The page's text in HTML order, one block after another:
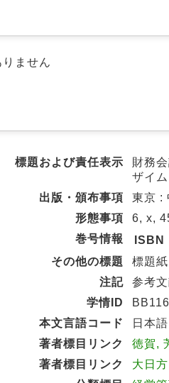
ません
標題および責任表示
財務
ザイ
出版・頒布事項
東京 :
形態事項
6, x,
巻号情報
ISBN
その他の標題
標題
注記
参考
学情ID
本文言語コード
日本語
著者標目リンク
徳賀,
著者標目リンク
大日